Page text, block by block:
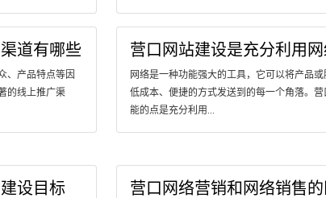
道有哪些
、产品特点等因
的线上推广渠
营口网站建设是充分利用
网络是一种功能强大的工具，它可以将产品
低成本、便捷的方式发送到的每一个角落。
能的点是充分利用...
设目标 营口网络营销和网络销售的